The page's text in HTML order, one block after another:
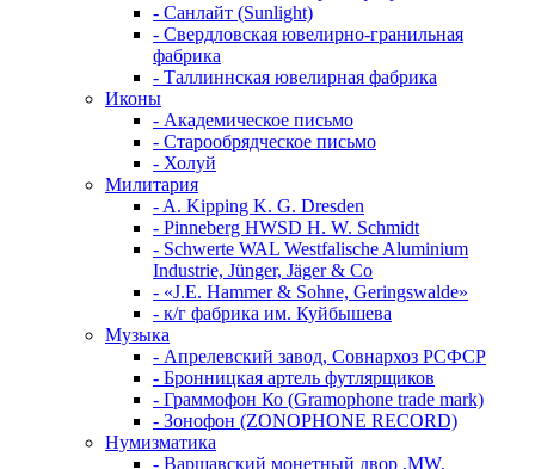
- Санлайт (Sunlight)
- Свердловская ювелирно-гранильная
фабрика
- Таллиннская ювелирная фабрика
Иконы
- Академическое письмо
- Старообрядческое письмо
- Холуй
Милитария
- A. Kipping K. G. Dresden
- Pinneberg HWSD H. W. Schmidt
- Schwerte WAL Westfalische Aluminium
Industrie, Jünger, Jäger & Co
- «J.E. Hammer & Sohne, Geringswalde»
- к/г фабрика им. Куйбышева
Музыка
- Апрелевский завод, Совнархоз РСФСР
- Бронницкая артель футлярщиков
- Граммофон Ко (Gramophone trade mark)
- Зонофон (ZONOPHONE RECORD)
Нумизматика
- Варшавский монетный двор ,MW,